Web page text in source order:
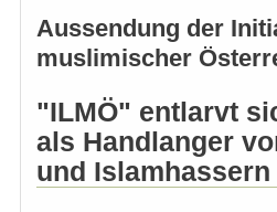
Aussendung der
muslimischer
"ILMÖ" entlarvt
als Handlanger
und Islamhassern